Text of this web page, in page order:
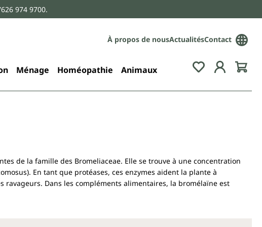
974 9700.
À propos de nousActualitésContact
Ménage Homéopathie Animaux
de la famille des Bromeliaceae. Elle se trouve à une concentration
En tant que protéases, ces enzymes aident la plante à
Dans les compléments alimentaires, la bromélaïne est